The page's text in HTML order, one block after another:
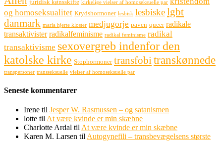
juridisk kønsskifte kirkelige vielser af homoseksuelle par
og homoseksualitet Krydshormoner lesbisk lesbiskelgbt
danmark maria hjerte kloster medjugorje paven queer radikale
transaktivister radikalfeminisme radikal feminisme radikal
transaktivisme sexovergreb indenfor den
katolske kirke Stophormoner transfobi transkønnede
transpersoner transseksuelle vielser af homoseksuelle par
Seneste kommentarer
Irene til Jesper W. Rasmussen – og satanismen
lotte til At være kvinde er min skæbne
Charlotte Ardal til At være kvinde er min skæbne
Karen M. Larsen til Autogynefili – transbevægelsens største